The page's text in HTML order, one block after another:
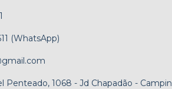
(WhatsApp)
Penteado, 1068 - Jd Chapadão -